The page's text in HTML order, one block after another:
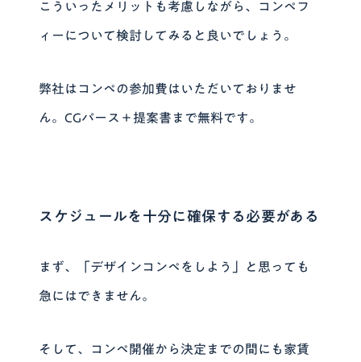
こういったメリットも考慮しながら、コンペフ
ィーについて検討してみると良いでしょう。
弊社はコンペの参加費はいただいておりませ
ん。CGパース＋提案書まで無料です。
スケジュールを十分に確保する必要がある
まず、「デザインコンペをしよう」と思っても
急にはできません。
そして、コンペ開催から決定までの間にも家賃